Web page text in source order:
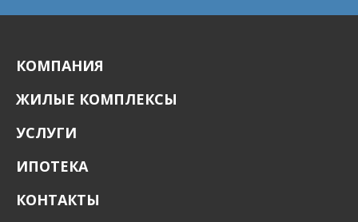
КОМПАНИЯ
ЖИЛЫЕ КОМПЛЕКСЫ
УСЛУГИ
ИПОТЕКА
КОНТАКТЫ